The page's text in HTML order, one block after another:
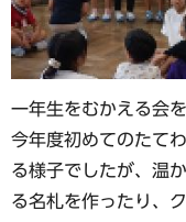
一年生をむかえる会
今年度初めてのたて
る様子でしたが、温
る名札を作ったり、